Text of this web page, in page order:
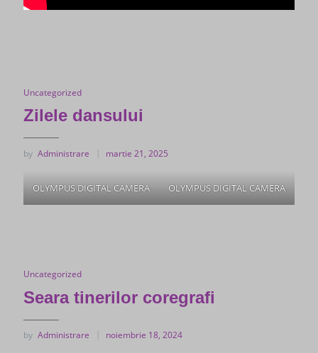
Uncategorized
Zilele dansului
by Administrare martie 21, 2025
OLYMPUS DIGITAL CAMERA OLYMPUS DIGITAL CAMERA
Uncategorized
Seara tinerilor coregrafi
by Administrare noiembrie 18, 2024